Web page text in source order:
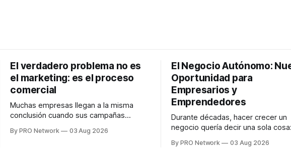
El verdadero problema no es
el marketing: es el proceso
comercial
Muchas empresas llegan a la misma
conclusión cuando sus campañas
marketing no funciona". Sin embargo,
By PRO Network 03 Aug 2026
El Negocio Autónomo:
Oportunidad para
Empresarios y
Emprendedores
Durante décadas, hacer crecer un
negocio quería decir una sola cosa:
anuncios, un especialista en
By PRO Network 03 Aug 2026